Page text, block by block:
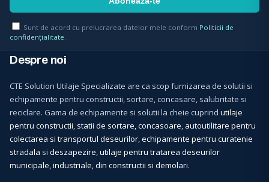
Sunt de acord cu prelucrarea datelor mele conform Politicii de
confidențialitate
Despre noi
CTE Solution Utilaje Specializate are ca scop furnizarea de solutii si
echipamente pentru constructii, sortare, concasare, salubritate si
reciclare. Gama de echipamente si solutii la cheie cuprind utilaje
pentru constructii, statii de sortare, concasoare, autoutilitare pentru
colectarea si transportul deseurilor,echipamente pentru curatenie
stradala si deszapezire,utilaje pentru tratarea deseurilor
municipale, industriale, din constructii si demolari.